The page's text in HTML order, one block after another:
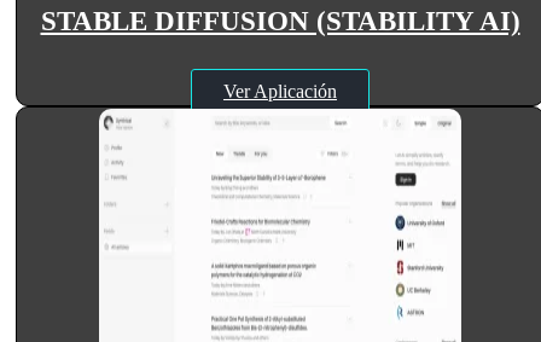
STABLE DIFFUSION (STABILITY AI)
Ver Aplicación